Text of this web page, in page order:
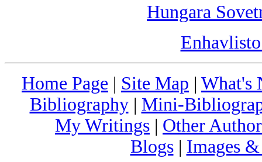
Hungara
Home Page | Site Map | What's
Bibliography| Mini-
My Writings | Other
Blogs| Images